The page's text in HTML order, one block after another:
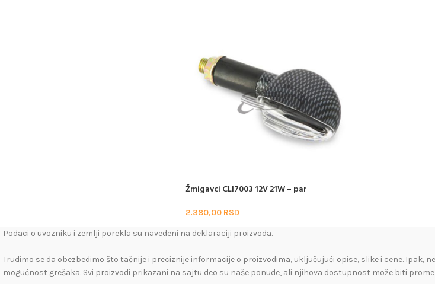
Žmigavci CLI7003 12V 21W – par
2.380,00 RSD
Podaci o uvozniku i zemlji porekla su navedeni na deklaraciji proizvoda.
Trudimo se da obezbedimo što tačnije i preciznije informacije o proizvodima, uključujući opise, slike i cene.
mogućnost grešaka. Svi proizvodi prikazani na sajtu deo su naše ponude, ali njihova dostupnost može biti